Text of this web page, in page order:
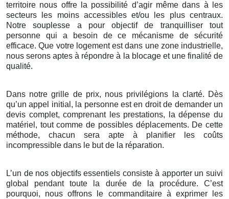
territoire nous offre la possibilité d’agir même dans à les
secteurs les moins accessibles et/ou les plus centraux.
Notre souplesse a pour objectif de tranquilliser tout
personne qui a besoin de ce mécanisme de sécurité
efficace. Que votre logement est dans une zone industrielle,
nous serons aptes à répondre à la blocage et une finalité de
qualité.
Dans notre grille de prix, nous privilégions la clarté. Dès
qu’un appel initial, la personne est en droit de demander un
devis complet, comprenant les prestations, la dépense du
matériel, tout comme de possibles déplacements. De cette
méthode, chacun sera apte à planifier les coûts
incompressible dans le but de la réparation.
L’un de nos objectifs essentiels consiste à apporter un suivi
global pendant toute la durée de la procédure. C’est
pourquoi, nous offrons le commanditaire à exprimer les